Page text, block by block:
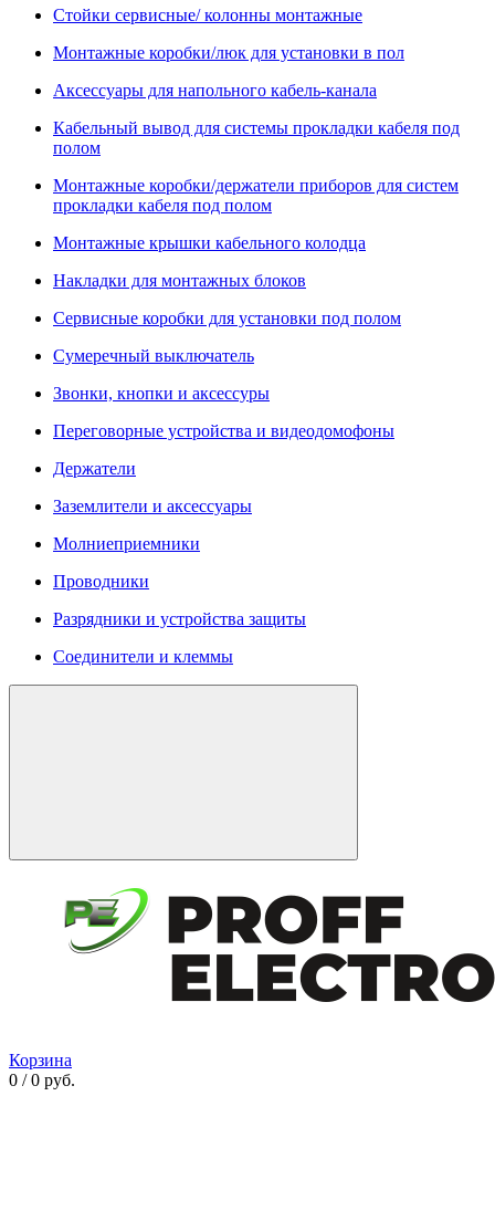
Стойки сервисные/ колонны монтажные
Монтажные коробки/люк для установки в пол
Аксессуары для напольного кабель-канала
Кабельный вывод для системы прокладки кабеля под
полом
Монтажные коробки/держатели приборов для систем
прокладки кабеля под полом
Монтажные крышки кабельного колодца
Накладки для монтажных блоков
Сервисные коробки для установки под полом
Сумеречный выключатель
Звонки, кнопки и аксессуры
Переговорные устройства и видеодомофоны
Держатели
Заземлители и аксессуары
Молниеприемники
Проводники
Разрядники и устройства защиты
Соединители и клеммы
Корзина
0 / 0 руб.